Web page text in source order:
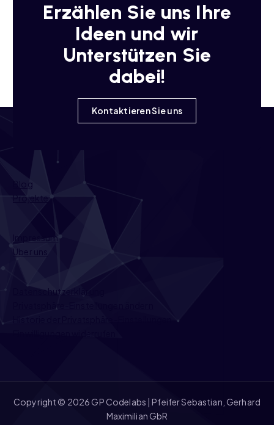
Erzählen Sie uns Ihre
Ideen und wir
Unterstützen Sie
dabei!
Kontaktieren Sie uns
Blog
Projekte
Impressum
Über uns
Datenschutzerklärung
Privatsphäre-Einstellungen ändern
Copyright © 2026 GP Codelabs | Pfeifer Sebastian, Gerhard
Maximilian GbR